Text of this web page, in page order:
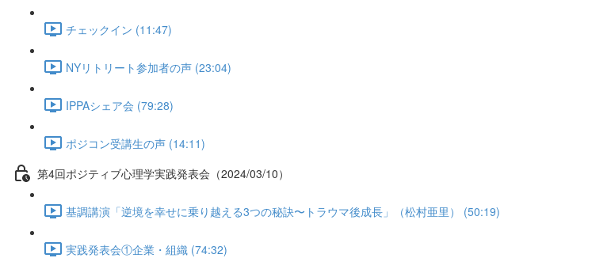
チェックイン (11:47)
NYリトリート参加者の声 (23:04)
IPPAシェア会 (79:28)
ポジコン受講生の声 (14:11)
第4回ポジティブ心理学実践発表会（2024/03/10）
基調講演「逆境を幸せに乗り越える3つの秘訣〜トラウマ後成長」（松村亜里） (50:19)
実践発表会①企業・組織 (74:32)